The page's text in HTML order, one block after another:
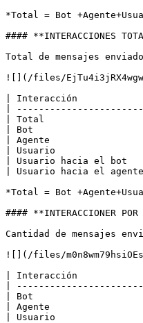
*Total = Bot
#### **INTERACCIONES
Total de mensajes
![](/files/
| Interacción
|
| Total                   |
| Bot                     |
| Agente                  |
| Usuario
| Usuario hacia el bot
| Usuario hacia el
*Total = Bot
#### **INTERACCIONER POR
Cantidad de mensajes
![](/files/
| Interacción
|
| Bot                     |
| Agente
| Usuario